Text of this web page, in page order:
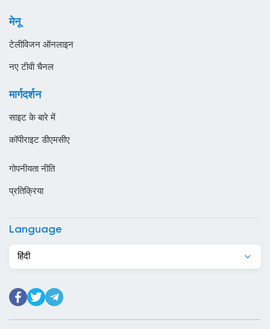
ओमान
कांगो
किर्गिज़स्तान
केप वर्ड
मेनू
टेलीविजन ऑनलाइन
नए टीवी चैनल
मार्गदर्शन
साइट के बारे में
कॉपीराइट डीएमसीए
गोपनीयता नीति
प्रतिक्रिया
Language
हिंदी